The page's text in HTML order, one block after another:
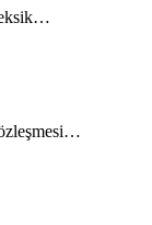
eksik…